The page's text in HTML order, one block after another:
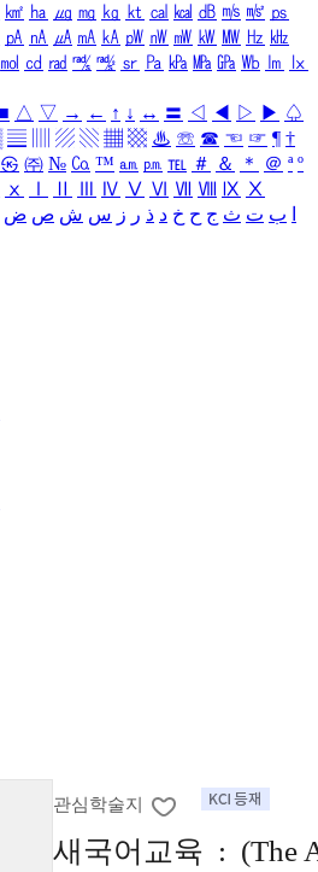
㎢ ㏊ ㎍ ㎎ ㎏ ㏏ ㎈ ㎉ ㏈ ㎧ ㎨ ㎰
㎀ ㎁ ㎂ ㎃ ㎄ ㎺ ㎻ ㎽ ㎾ ㎿ ㎐ ㎑
㏖ ㏅ ㎭ ㎮ ㎯ ㏛ ㎩ ㎪ ㎫ ㎬ ㏝ ㏐
㏓
■ △ ▽ → ← ↑ ↓ ↔ 〓 ◁ ◀ ▷ ▶ ♤
▤ ▨ ▧ ▦ ▩ ♨ ☏ ☎ ☜ ☞ ¶ †
㉿ ㈜ № ㏇ ™ ㏂ ㏘ ℡ ＃ ＆ ＊ ＠ ª º
ⅹ Ⅳ Ⅴ Ⅵ Ⅶ Ⅷ Ⅸ Ⅹ
ب ت ث ج ح خ د ذ ر ز س ش ص ض
관심학술지
새국어교육 : (The